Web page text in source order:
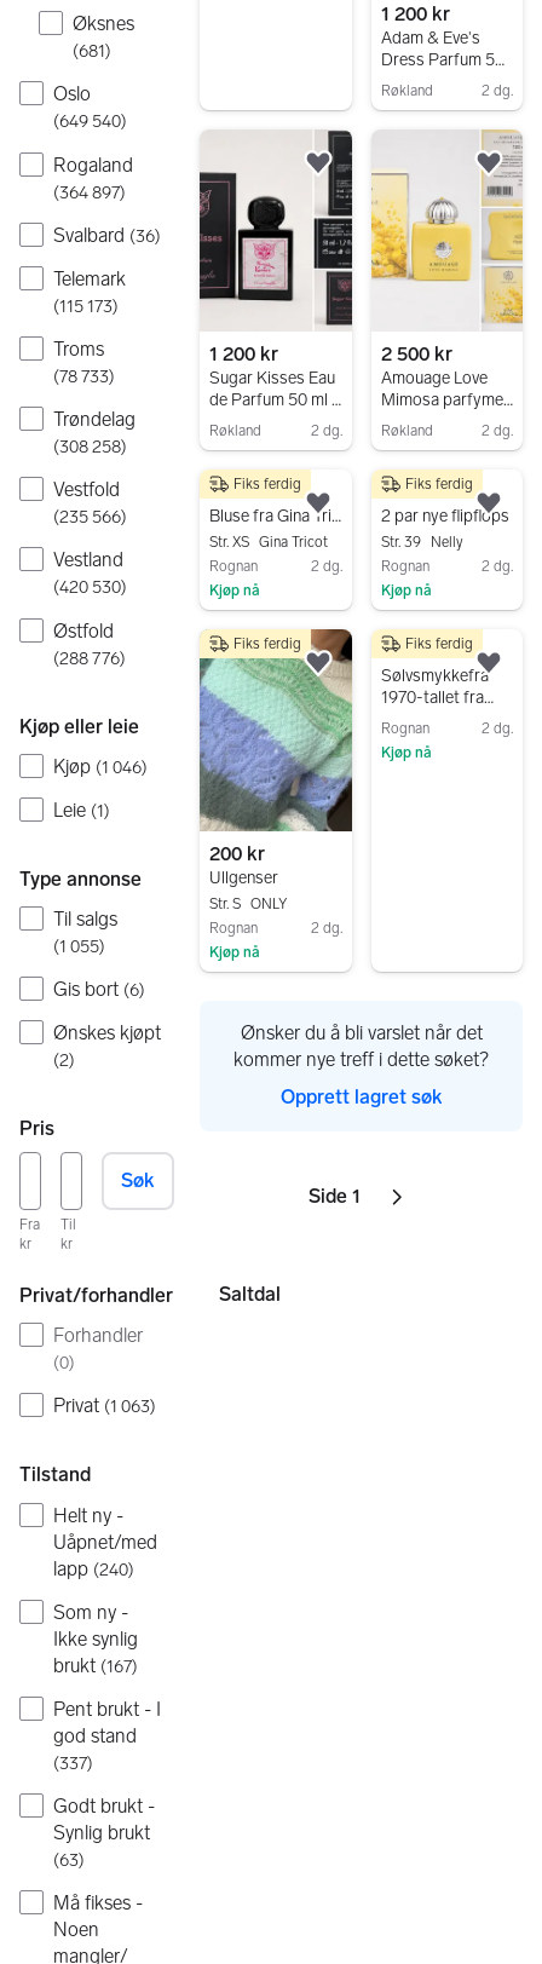
Øksnes
(681)
Oslo
(649 540)
Rogaland
(364 897)
Svalbard (36)
Telemark
(115 173)
Troms
(78 733)
Trøndelag
(308 258)
Vestfold
(235 566)
Vestland
(420 530)
Østfold
(288 776)
Kjøp eller leie
Kjøp (1 046)
Leie (1)
Type annonse
Til salgs
(1 055)
Gis bort (6)
Ønskes kjøpt
(2)
Pris
Fra
kr
Til
kr
Søk
Privat/forhandler
Forhandler
(0)
Privat (1 063)
Tilstand
Helt ny -
Uåpnet/med
lapp (240)
Som ny -
Ikke synlig
brukt (167)
Pent brukt - I
god stand
(337)
Godt brukt -
Synlig brukt
(63)
Må fikses -
Noen
mangler/
1 200 kr
Adam & Eve's
Dress Parfum 50
ml , Lorenzo
Røkland 2 dg.
1 200 kr
Sugar Kisses Eau
de Parfum 50 ml .
Lorenzo
Røkland 2 dg.
Legg til som favoritt.
2 500 kr
Amouage Love
Mimosa parfyme
100 ml
Røkland 2 dg.
350 kr
Bluse fra Gina Tricot
Str. XS Gina Tricot
Rognan
2 dg.
Kjøp nå
Fiks ferdig
Legg til som favoritt.
200 kr
2 par nye flipflops
Str. 39
Nelly
Rognan
2 dg.
Kjøp nå
Fiks ferdig
200 kr
Ullgenser
Str. S ONLY
Rognan
2 dg.
Kjøp nå
Fiks ferdig
Legg til som favoritt.
1 500 kr
Sølvsmykkefra
1970-tallet fra
Finn Juhl
Rognan
2 dg.
Kjøp nå
Fiks ferdig
Ønsker du å bli varslet når det
kommer nye treff i dette søket?
Opprett lagret søk
Sider
Side 1 Neste side
ikon
Saltdal